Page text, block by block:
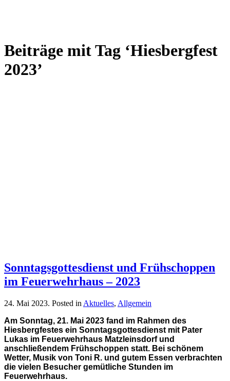
Beiträge mit Tag ‘Hiesbergfest
2023’
Sonntagsgottesdienst und Frühschoppen
im Feuerwehrhaus – 2023
24. Mai 2023. Posted in Aktuelles, Allgemein
Am Sonntag, 21. Mai 2023 fand im Rahmen des
Hiesbergfestes ein Sonntagsgottesdienst mit Pater
Lukas im Feuerwehrhaus Matzleinsdorf und
anschließendem Frühschoppen statt. Bei schönem
Wetter, Musik von Toni R. und gutem Essen verbrachten
die vielen Besucher gemütliche Stunden im
Feuerwehrhaus.